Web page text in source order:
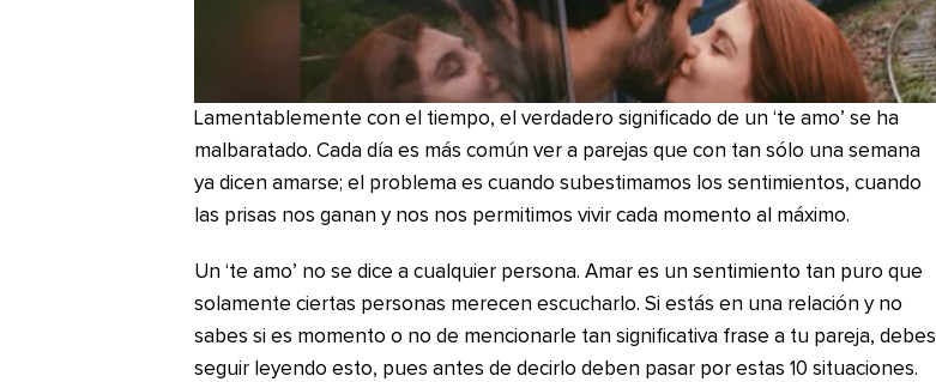
Lamentablemente con el tiempo, el verdadero significado de un ‘te amo’ se ha
malbaratado. Cada día es más común ver a parejas que con tan sólo una semana
ya dicen amarse; el problema es cuando subestimamos los sentimientos, cuando
las prisas nos ganan y nos nos permitimos vivir cada momento al máximo.
Un ‘te amo’ no se dice a cualquier persona. Amar es un sentimiento tan puro que
solamente ciertas personas merecen escucharlo. Si estás en una relación y no
sabes si es momento o no de mencionarle tan significativa frase a tu pareja, debes
seguir leyendo esto, pues antes de decirlo deben pasar por estas 10 situaciones.